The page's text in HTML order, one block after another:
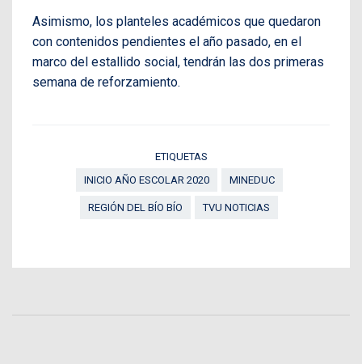
Asimismo, los planteles académicos que quedaron
con contenidos pendientes el año pasado, en el
marco del estallido social, tendrán las dos primeras
semana de reforzamiento.
ETIQUETAS
INICIO AÑO ESCOLAR 2020
MINEDUC
REGIÓN DEL BÍO BÍO TVU NOTICIAS